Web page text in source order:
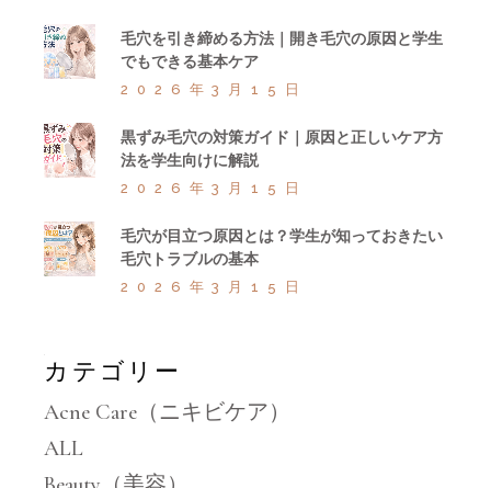
毛穴を引き締める方法｜開き毛穴の原因と学生
でもできる基本ケア
2026年3月15日
黒ずみ毛穴の対策ガイド｜原因と正しいケア方
法を学生向けに解説
2026年3月15日
毛穴が目立つ原因とは？学生が知っておきたい
毛穴トラブルの基本
2026年3月15日
カテゴリー
Acne Care（ニキビケア）
ALL